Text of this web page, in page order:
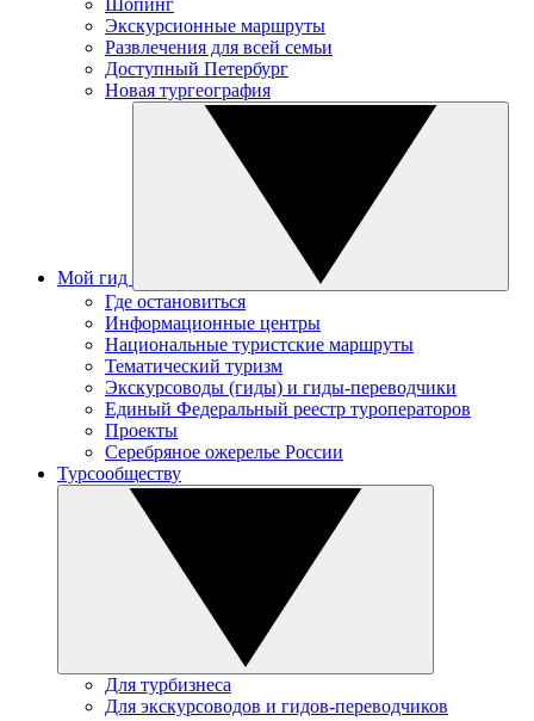
Шопинг
Экскурсионные маршруты
Развлечения для всей семьи
Доступный Петербург
Новая тургеография
Мой гид
Где остановиться
Информационные центры
Национальные туристские маршруты
Тематический туризм
Экскурсоводы (гиды) и гиды-переводчики
Единый Федеральный реестр туроператоров
Проекты
Серебряное ожерелье России
Турсообществу
Для турбизнеса
Для экскурсоводов и гидов-переводчиков